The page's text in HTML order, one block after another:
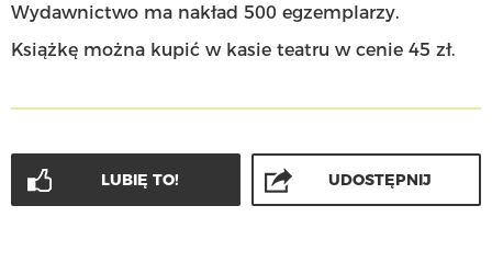
Wydawnictwo ma nakład 500 egzemplarzy.
Książkę można kupić w kasie teatru w cenie 45 zł.
LUBIĘ TO! UDOSTĘPNIJ